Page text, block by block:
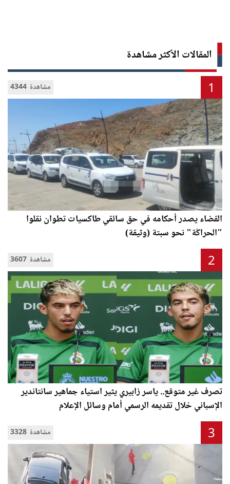
المقالات الأكثر مشاهدة
4344 مشاهدة 1
القضاء يصدر أحكامه في حق سائقي طاكسيات تطوان نقلوا
"الحراݣة" نحو سبتة (وثيقة)
3607 مشاهدة 2
تصرف غير متوقع.. ياسر زابيري يثير استياء جماهير سانتاندير
الإسباني خلال تقديمه الرسمي أمام وسائل الإعلام
3328 مشاهدة 3